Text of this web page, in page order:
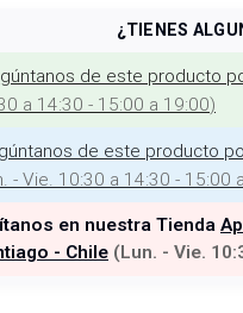
¿TIENES
de este producto
a 14:30 - 15:00 a 19:00)
de este producto
- Vie. 10:30 a 14:30 - 15:00
en nuestra Tienda
- Chile (Lun. - Vie.